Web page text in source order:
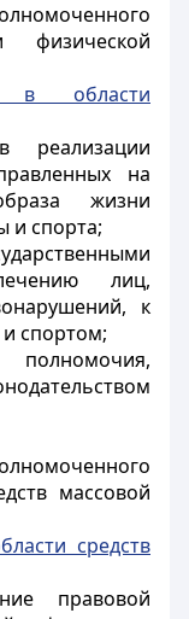
в области
реализации
на
жизни
и спорта;
лиц,
к
спортом;
массовой
средств
правовой